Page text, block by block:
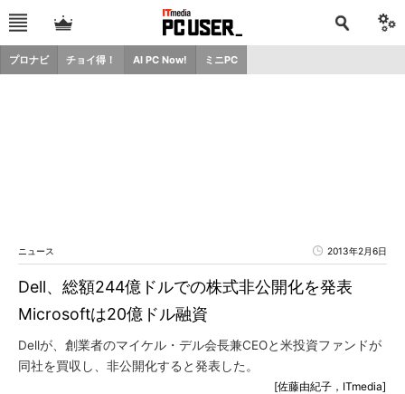
プロナビ チョイ得！ AI PC Now! ミニPC
ニュース 2013年2月6日
Dell、総額244億ドルでの株式非公開化を発表
Microsoftは20億ドル融資
Dellが、創業者のマイケル・デル会長兼CEOと米投資ファンドが
同社を買収し、非公開化すると発表した。
[佐藤由紀子，ITmedia]